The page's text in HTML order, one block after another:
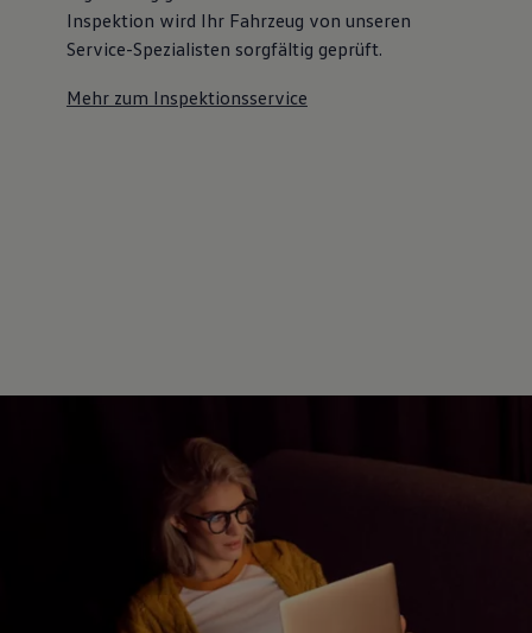
Inspektion wird Ihr Fahrzeug von unseren
Service-Spezialisten sorgfältig geprüft.
Mehr zum Inspektionsservice